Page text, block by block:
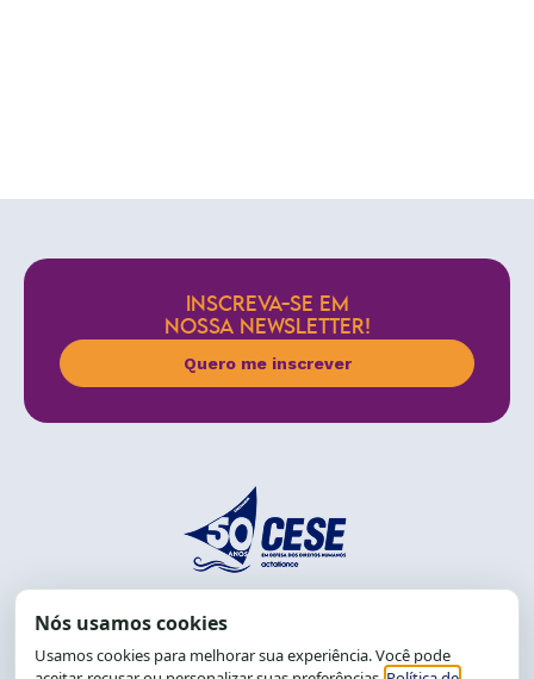
INSCREVA-SE EM
NOSSA NEWSLETTER!
Quero me inscrever
End.: R. da Graça, 150. Graça
CEP: 40.150-055
Salvador-BA, Brasil.